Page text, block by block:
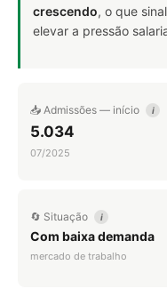
crescendo, o que
elevar a pressão
📥 Admissões — início i
5.034
07/2025
🔄 Situação i
Com baixa demanda
mercado de trabalho